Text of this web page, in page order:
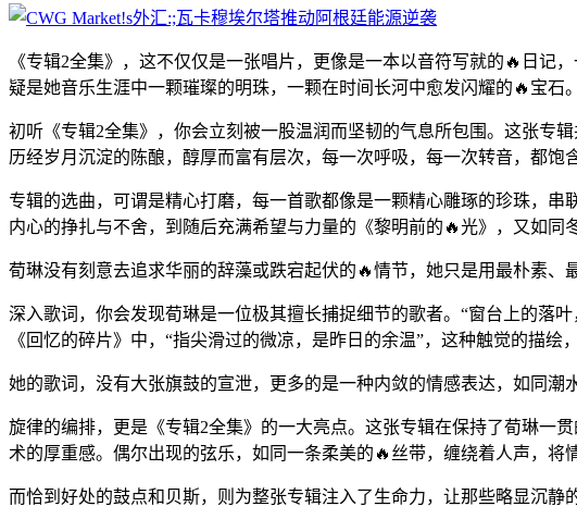
《专辑2全集》，这不仅仅是一张唱片，更像是一本以音符写就的🔥日
疑是她音乐生涯中一颗璀璨的明珠，一颗在时间长河中愈发闪耀的🔥宝石。
初听《专辑2全集》，你会立刻被一股温润而坚韧的气息所包围。这张专
历经岁月沉淀的陈酿，醇厚而富有层次，每一次呼吸，每一次转音，都
专辑的选曲，可谓是精心打磨，每一首歌都像是一颗精心雕琢的珍珠，
内心的挣扎与不舍，到随后充满希望与力量的《黎明前的🔥光》，又如同
荀琳没有刻意去追求华丽的辞藻或跌宕起伏的🔥情节，她只是用最朴素、
深入歌词，你会发现荀琳是一位极其擅长捕捉细节的歌者。“窗台上的落
《回忆的碎片》中，“指尖滑过的微凉，是昨日的余温”，这种触觉的描绘
她的歌词，没有大张旗鼓的宣泄，更多的是一种内敛的情感表达，如同潮
旋律的编排，更是《专辑2全集》的一大亮点。这张专辑在保持了荀琳一
术的厚重感。偶尔出现的弦乐，如同一条柔美的🔥丝带，缠绕着人声，将
而恰到好处的鼓点和贝斯，则为整张专辑注入了生命力，让那些略显沉静